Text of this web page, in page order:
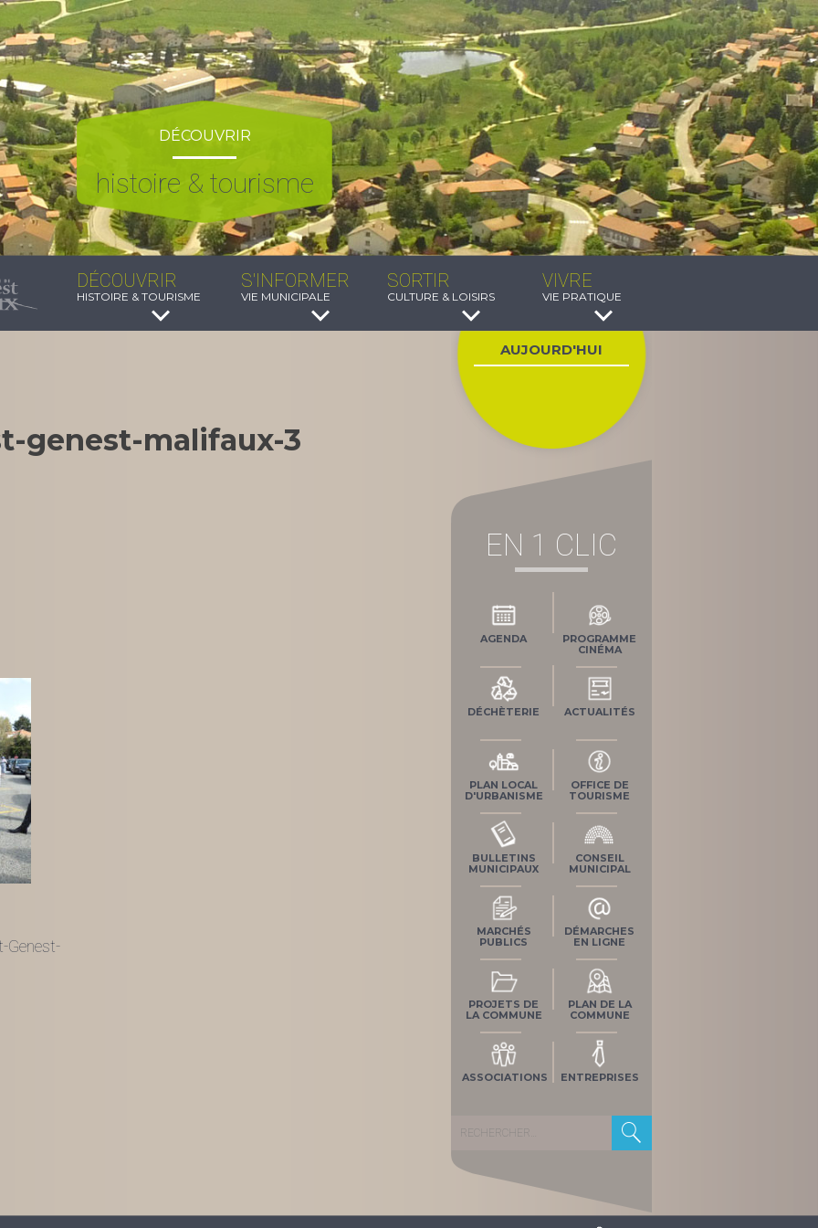
DÉCOUVRIR
histoire & tourisme
DÉCOUVRIR
HISTOIRE & TOURISME
S'INFORMER
VIE MUNICIPALE
SORTIR
CULTURE & LOISIRS
VIVRE
VIE PRATIQUE
genest-malifaux-3
Genest-
AUJOURD'HUI
EN 1 CLIC
AGENDA
PROGRAMME
CINÉMA
DÉCHÈTERIE ACTUALITÉS
PLAN LOCAL
D'URBANISME
OFFICE DE
TOURISME
BULLETINS
MUNICIPAUX
CONSEIL
MUNICIPAL
MARCHÉS
PUBLICS
DÉMARCHES
EN LIGNE
PROJETS DE
LA COMMUNE
PLAN DE LA
COMMUNE
ASSOCIATIONS ENTREPRISES
Rechercher :